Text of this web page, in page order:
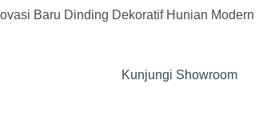
Baru Dinding Dekoratif Hunian Modern
Kunjungi Showroom